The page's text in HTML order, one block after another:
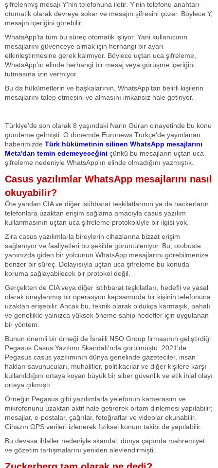
şifrelenmiş mesajı Y'nin telefonuna iletir. Y'nin telefonu anahtarı
otomatik olarak devreye sokar ve mesajın şifresini çözer. Böylece Y,
mesajın içeriğini görebilir.
WhatsApp'ta tüm bu süreç otomatik işliyor. Yani kullanıcının
mesajlarını güvenceye almak için herhangi bir ayarı
etkinleştirmesine gerek kalmıyor. Böylece uçtan uca şifreleme,
WhatsApp’ın elinde herhangi bir mesaj veya görüşme içeriğini
tutmasına izin vermiyor.
Bu da hükümetlerin ve başkalarının, WhatsApp'tan belirli kişilerin
mesajlarını talep etmesini ve almasını imkansız hale getiriyor.
Türkiye'de son olarak 8 yaşındaki Narin Güran cinayetinde bu konu
gündeme gelmişti. O dönemde Euronews Türkçe'de yayınlanan
haberimizde Türk hükümetinin silinen WhatsApp mesajlarını
Meta'dan temin edemeyeceğini çünkü bu mesajların uçtan uca
şifreleme nedeniyle WhatsApp'ın elinde olmadığını yazmıştık.
Casus yazılımlar WhatsApp mesajlarını nasıl
okuyabilir?
Öte yandan CIA ve diğer istihbarat teşkilatlarının ya da hackerların
telefonlara uzaktan erişim sağlama amacıyla casus yazılım
kullanmasının uçtan uca şifreleme protokolüyle bir ilgisi yok.
Zira casus yazılımlarla bireylerin cihazlarına bizzat erişim
sağlanıyor ve faaliyetleri bu şekilde görüntüleniyor. Bu, otobüste
yanınızda giden bir yolcunun WhatsApp mesajlarını görebilmenize
benzer bir süreç. Dolayısıyla uçtan uca şifreleme bu konuda
koruma sağlayabilecek bir protokol değil.
Gerçekten de CIA veya diğer istihbarat teşkilatları, hedefli ve yasal
olarak onaylanmış bir operasyon kapsamında bir kişinin telefonuna
uzaktan erişebilir. Ancak bu, teknik olarak oldukça karmaşık, pahalı
ve genellikle yalnızca yüksek öneme sahip hedefler için uygulanan
bir yöntem.
Bunun önemli bir örneği de İsrailli NSO Group firmasının geliştirdiği
Pegasus Casus Yazılımı Skandalı'nda görülmüştü. 2021'de
Pegasus casus yazılımının dünya genelinde gazeteciler, insan
hakları savunucuları, muhalifler, politikacılar ve diğer kişilere karşı
kullanıldığını ortaya koyan büyük bir siber güvenlik ve etik ihlal olayı
ortaya çıkmıştı.
Örneğin Pegasus gibi yazılımlarla yelefonun kamerasını ve
mikrofonunu uzaktan aktif hale getirerek ortam dinlemesi yapılabilir;
mesajlar, e-postalar, çağrılar, fotoğraflar ve videolar okunabilir.
Cihazın GPS verileri izlenerek fiziksel konum takibi de yapılabilir.
Bu devasa ihlaller nedeniyle skandal, dünya çapında mahremiyet
ve gözetim tartışmalarını yeniden alevlendirmişti.